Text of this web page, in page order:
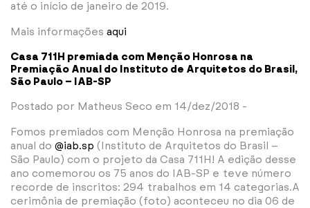
até o início de janeiro de 2019.
Mais informações aqui
Casa 711H premiada com Menção Honrosa na
Premiação Anual do Instituto de Arquitetos do Brasil,
São Paulo – IAB-SP
Postado por Matheus Seco em 14/dez/2018 -
Fomos premiados com Menção Honrosa na premiação
anual do @iab.sp (Instituto de Arquitetos do Brasil –
São Paulo) com o projeto da Casa 711H! A edição desse
ano comemorou os 75 anos do IAB-SP e teve número
recorde de inscritos: 294 trabalhos em 14 categorias.A
cerimônia de premiação (foto) aconteceu no dia 06 de